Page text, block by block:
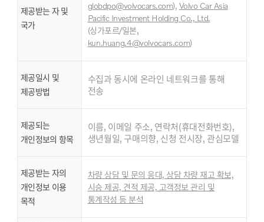
제공받는 자 및
국가
globdpo@volvocars.com), Volvo Car Asia
Pacific Investment Holding Co., Ltd.
(싱가포르/일본,
kun.huang.4@volvocars.com)
제공일시 및
제공방법
수집과 동시에 온라인 네트워크를 통해
전송
제공되는
개인정보의 항목
이름, 이메일 주소, 연락처(휴대전화번호),
생년월일, 구매의향, 신청 전시장, 관심모델
제공받는 자의
개인정보 이용
목적
차량 상담 및 문의 응대, 상담 차량 재고 확보,
시승 제공, 견적 제공, 고객정보 관리 및
통계작성 등 분석